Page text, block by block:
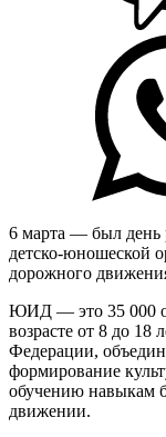
6 марта — был день
детско-юношеской
дорожного
ЮИД — это 35 000
возрасте от 8 до 18
Федерации,
формирование
обучению навыкам
движении.